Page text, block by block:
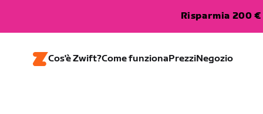
Risparmia 200 €
Cos'è Zwift?Come funzionaPrezziNegozio